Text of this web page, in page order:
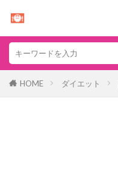
HOME ダイエット